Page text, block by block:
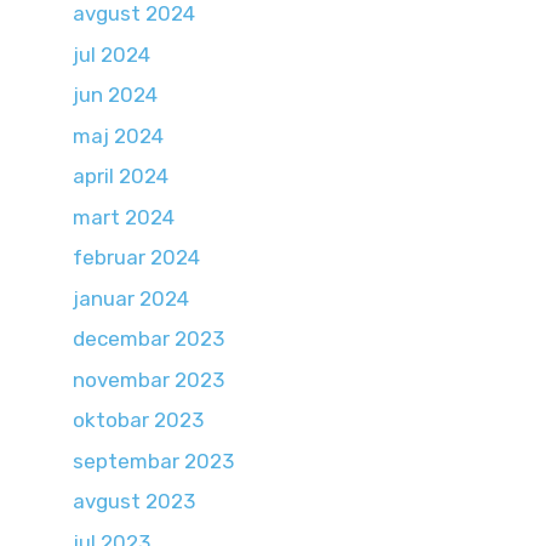
avgust 2024
jul 2024
jun 2024
maj 2024
april 2024
mart 2024
februar 2024
januar 2024
decembar 2023
novembar 2023
oktobar 2023
septembar 2023
avgust 2023